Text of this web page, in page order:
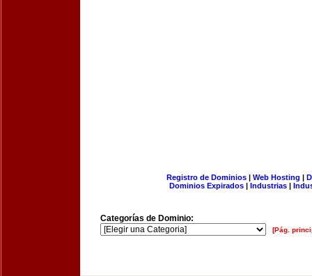
Registro de Dominios| Web Hosting |
Dominios Expirados | Industrias |
Categorías de Dominio:
[Pág.